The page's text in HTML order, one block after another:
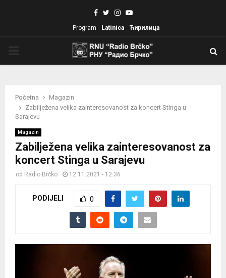
Facebook
TwitterInstagram
Youtube
Program Latinica Ћирилица
Početna
Magazin
Zabilježena velika zainteresovanost za koncert Stinga u
Sarajevu
Magazin
Zabilježena velika zainteresovanost za
koncert Stinga u Sarajevu
od Radio Brčko 12.11.2021 - 12:36
PODIJELI 0